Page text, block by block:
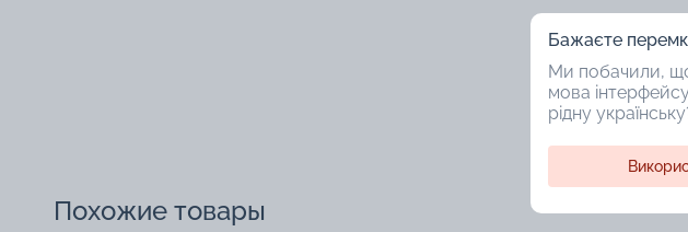
Похожие товары
Бажаєте
Ми побачили,
мова
рідну